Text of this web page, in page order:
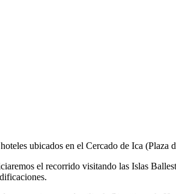
ubicados en el Cercado de Ica
el recorrido visitando las Islas